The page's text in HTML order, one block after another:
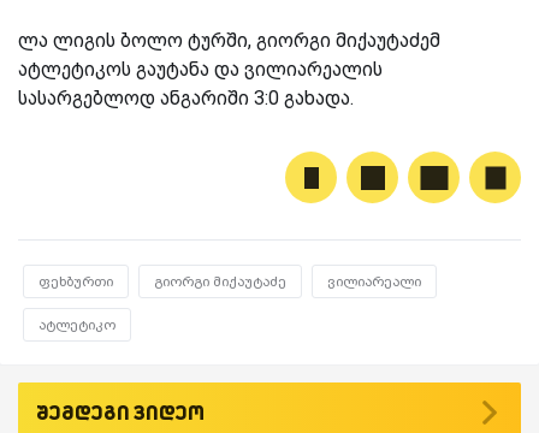
ლა ლიგის ბოლო ტურში, გიორგი მიქაუტაძემ
ატლეტიკოს გაუტანა და ვილიარეალის
სასარგებლოდ ანგარიში 3:0 გახადა.
ფეხბურთი გიორგი მიქაუტაძე ვილიარეალი
ატლეტიკო
შემდეგი ვიდეო